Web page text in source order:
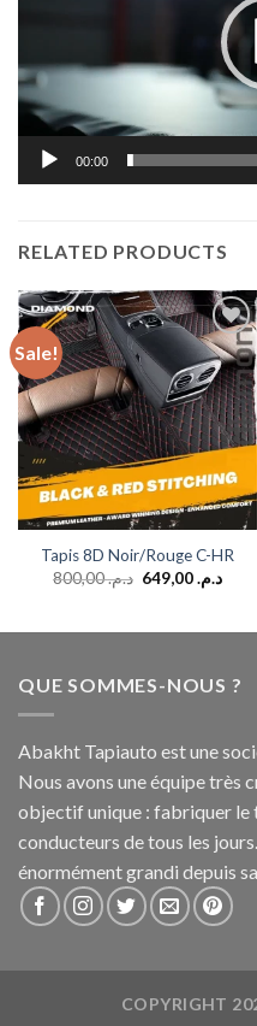
00:00
RELATED PRODUCTS
Sale!
Add to
wishlist
Tapis 8D Noir/Rouge C-HR
د.م.800,00 د.م.649,00
QUE SOMMES-NOUS ?
Abakht Tapiauto est une
Nous avons une équipe très
objectif unique : fabriquer le
conducteurs de tous les
énormément grandi depuis
COPYRIGHT